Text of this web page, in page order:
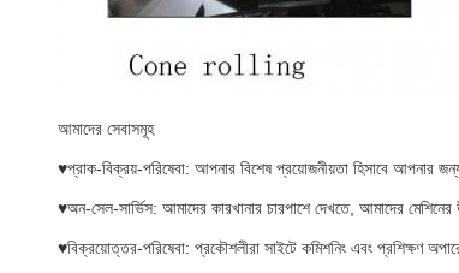
আমাদের সেবাসমূহ
♥প্রাক-বিক্রয়-পরিষেবা: আপনার বিশেষ প্রয়োজনীয়তা হিসাবে আপনার
♥অন-সেল-সার্ভিস: আমাদের কারখানার চারপাশে দেখতে, আমাদের
♥বিক্রয়োত্তর-পরিষেবা: প্রকৌশলীরা সাইটে কমিশনিং এবং প্রশিক্ষণ